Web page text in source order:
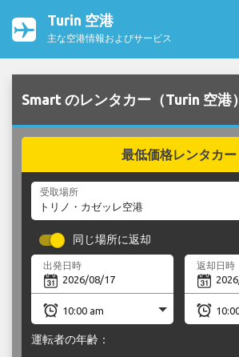
Turin 空港
主な空港情報およびサービス
Smart のレンタカー（Turin 空港）
最低価格レンタカー
受取場所
同じ場所に返却
出発日時 返却日時
運転者の年齢：